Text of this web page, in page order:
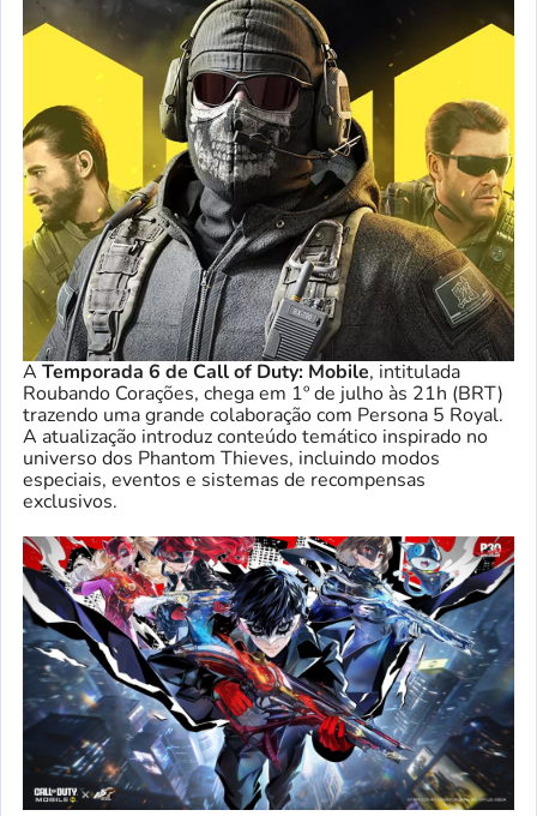
A Temporada 6 de Call of Duty: Mobile, intitulada
Roubando Corações, chega em 1º de julho às 21h (BRT)
trazendo uma grande colaboração com Persona 5 Royal.
A atualização introduz conteúdo temático inspirado no
universo dos Phantom Thieves, incluindo modos
especiais, eventos e sistemas de recompensas
exclusivos.